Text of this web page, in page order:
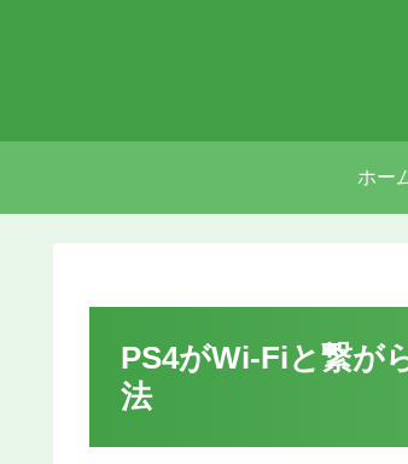
ホー
PS4がWi-Fiと繋が
法